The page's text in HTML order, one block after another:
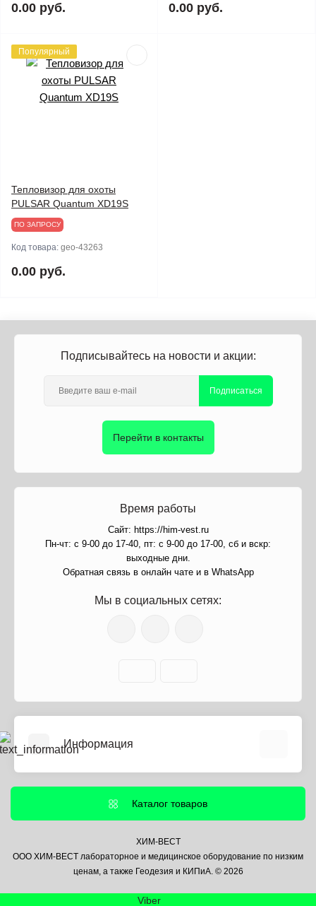
0.00 руб. 0.00 руб.
Популярный
Тепловизор для охоты
PULSAR Quantum XD19S
ПО ЗАПРОСУ
Код товара: geo-43263
0.00 руб.
Подписывайтесь на новости и акции:
Подписаться
Перейти в контакты
Время работы
Сайт: https://him-vest.ru
Пн-чт: с 9-00 до 17-40, пт: с 9-00 до 17-00, сб и вскр:
выходные дни.
Обратная связь в онлайн чате и в WhatsApp
Мы в социальных сетях:
Информация
Информация о доставке
Политика безопасности
Контакты
Каталог товаров
ХИМ-ВЕСТ
ООО ХИМ-ВЕСТ лабораторное и медицинское оборудование по низким
ценам, а также Геодезия и КИПиА. © 2026
Viber